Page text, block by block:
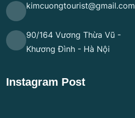
kimcuongtourist@gmail.com
90/164 Vương Thừa Vũ -
Khương Đình - Hà Nội
Instagram Post